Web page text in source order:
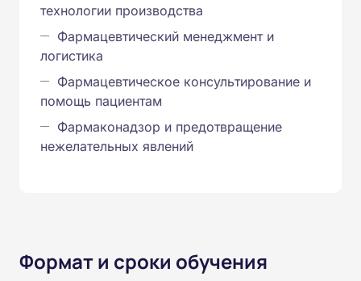
технологии производства
Фармацевтический менеджмент и
логистика
Фармацевтическое консультирование и
помощь пациентам
Фармаконадзор и предотвращение
нежелательных явлений
Формат и сроки обучения